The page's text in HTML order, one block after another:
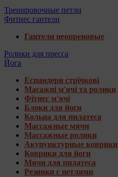
Тренировочные петли
Фитнес гантели
Гантели неопреновые
Ролики для пресса
Йога
Еспандери стрічкові
Масажні м'ячі та ролики
Фітнес м'ячі
Блоки для йоги
Кольца для пилатеса
Массажные мячи
Массажные ролики
Акупунктурные коврики
Коврики для йоги
Мячи для пилатеса
Резинки с петлями